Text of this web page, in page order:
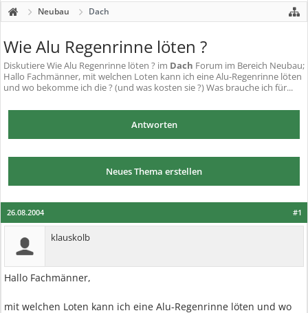
Neubau Dach
Wie Alu Regenrinne löten ?
DiskutiereWie Alu Regenrinne löten ? im Dach Forum im Bereich Neubau;
Hallo Fachmänner, mit welchen Loten kann ich eine Alu-Regenrinne löten
und wo bekomme ich die ? (und was kosten sie ?) Was brauche ich für...
Antworten
Neues Thema erstellen
#1
26.08.2004
klauskolb
Hallo Fachmänner,
mit welchen Loten kann ich eine Alu-Regenrinne löten und wo